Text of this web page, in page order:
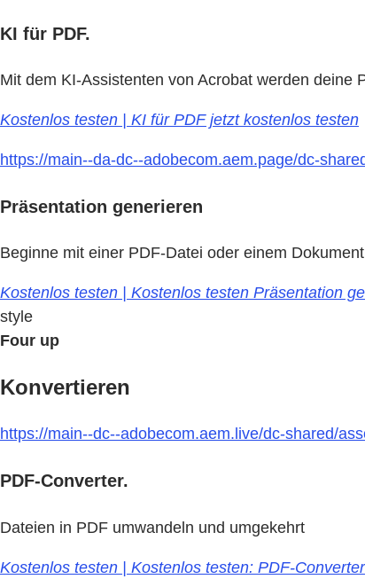
KI für PDF.
Mit dem KI-Assistenten von Acrobat werden deine
Kostenlos testen | KI für PDF jetzt kostenlos testen
https://main--da-dc--adobecom.aem.page/dc-
Präsentation generieren
Beginne mit einer PDF-Datei oder einem
Kostenlos testen | Kostenlos testen Präsentation
style
Four up
Konvertieren
https://main--dc--adobecom.aem.live/dc-shared/
PDF-Converter.
Dateien in PDF umwandeln und umgekehrt
Kostenlos testen | Kostenlos testen: PDF-Converter